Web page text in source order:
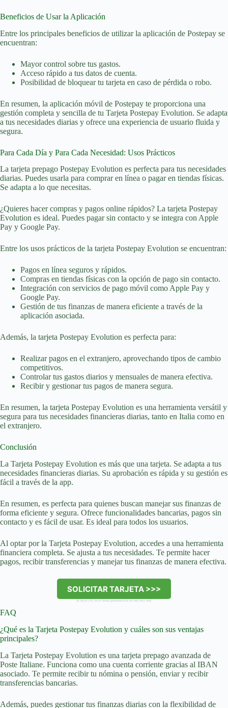
Beneficios de Usar la Aplicación
Entre los principales beneficios de utilizar la aplicación de Postepay se
encuentran:
Mayor control sobre tus gastos.
Acceso rápido a tus datos de cuenta.
Posibilidad de bloquear tu tarjeta en caso de pérdida o robo.
En resumen, la aplicación móvil de Postepay te proporciona una
gestión completa y sencilla de tu Tarjeta Postepay Evolution. Se adapta
a tus necesidades diarias y ofrece una experiencia de usuario fluida y
segura.
Para Cada Día y Para Cada Necesidad: Usos Prácticos
La tarjeta prepago Postepay Evolution es perfecta para tus necesidades
diarias. Puedes usarla para comprar en línea o pagar en tiendas físicas.
Se adapta a lo que necesitas.
¿Quieres hacer compras y pagos online rápidos? La tarjeta Postepay
Evolution es ideal. Puedes pagar sin contacto y se integra con Apple
Pay y Google Pay.
Entre los usos prácticos de la tarjeta Postepay Evolution se encuentran:
Pagos en línea seguros y rápidos.
Compras en tiendas físicas con la opción de pago sin contacto.
Integración con servicios de pago móvil como Apple Pay y
Google Pay.
Gestión de tus finanzas de manera eficiente a través de la
aplicación asociada.
Además, la tarjeta Postepay Evolution es perfecta para:
Realizar pagos en el extranjero, aprovechando tipos de cambio
competitivos.
Controlar tus gastos diarios y mensuales de manera efectiva.
Recibir y gestionar tus pagos de manera segura.
En resumen, la tarjeta Postepay Evolution es una herramienta versátil y
segura para tus necesidades financieras diarias, tanto en Italia como en
el extranjero.
Conclusión
La Tarjeta Postepay Evolution es más que una tarjeta. Se adapta a tus
necesidades financieras diarias. Su aprobación es rápida y su gestión es
fácil a través de la app.
En resumen, es perfecta para quienes buscan manejar sus finanzas de
forma eficiente y segura. Ofrece funcionalidades bancarias, pagos sin
contacto y es fácil de usar. Es ideal para todos los usuarios.
Al optar por la Tarjeta Postepay Evolution, accedes a una herramienta
financiera completa. Se ajusta a tus necesidades. Te permite hacer
pagos, recibir transferencias y manejar tus finanzas de manera efectiva.
SOLICITAR TARJETA >>>
Al hacer clic en el botón permanecerás en este sitio web.
FAQ
¿Qué es la Tarjeta Postepay Evolution y cuáles son sus ventajas
principales?
La Tarjeta Postepay Evolution es una tarjeta prepago avanzada de
Poste Italiane. Funciona como una cuenta corriente gracias al IBAN
asociado. Te permite recibir tu nómina o pensión, enviar y recibir
transferencias bancarias.
Además, puedes gestionar tus finanzas diarias con la flexibilidad de